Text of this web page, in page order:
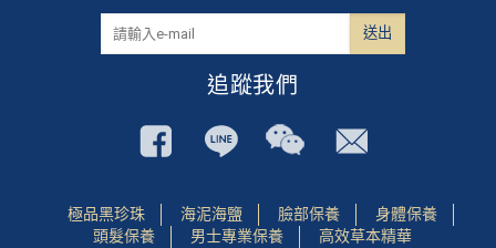
追蹤我們
極品黑珍珠 海泥海鹽 臉部保養
身體保養
頭髮保養
男士專業保養 高效草本精華